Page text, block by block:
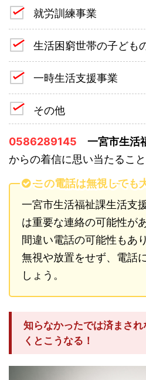
就労訓練事業
生活困窮世帯の子ども
一時生活支援事業
その他
0586289145
一宮市生活
からの着信に思い当たるこ
この電話は無視しても
一宮市生活福祉課生活支
は重要な連絡の可能性が
間違い電話の可能性もあ
無視や放置をせず、電話
しょう。
知らなかったでは済まさ
くとこうなる！